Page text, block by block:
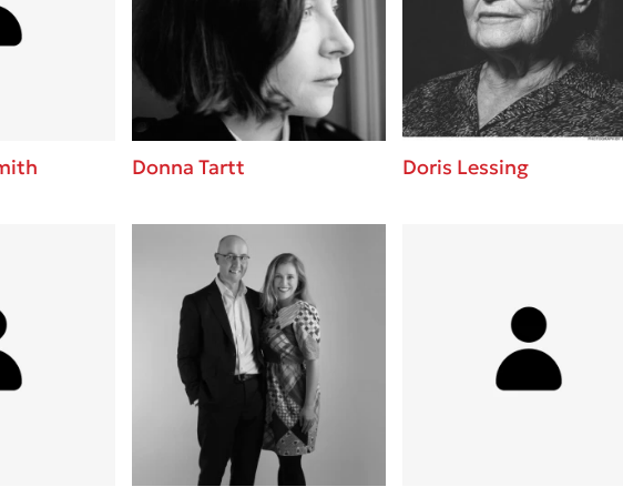
3 βιβλία που μπορείς να διαβάσεις σε
μια μέρα!
Εύκολη συνταγή για chicken BBQ pizza
από τον Άκη Πετρετζίκη!
Διακοπές με τα παιδιά: Η ανάγκη μας για
παύση σε μετωπική σύγκρουση με τη
Πάνω, κάτω, μπροστά, πίσω; Κάνε το
Donna Tartt Doris Lessing